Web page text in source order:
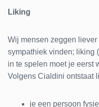
Liking
Wij mensen zeggen liever
sympathiek vinden; liking
in te spelen moet je eerst
Volgens Cialdini ontstaat
je een persoon